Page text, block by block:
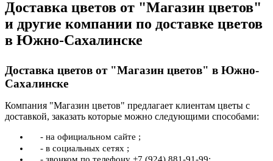
Доставка цветов от "Магазин цветов"
и другие компании по доставке цветов
в Южно-Сахалинске
Доставка цветов от "Магазин цветов" в Южно-
Сахалинске
Компания "Магазин цветов" предлагает клиентам цветы с
доставкой, заказать которые можно следующими способами:
- на официальном сайте ;
- в социальных сетях ;